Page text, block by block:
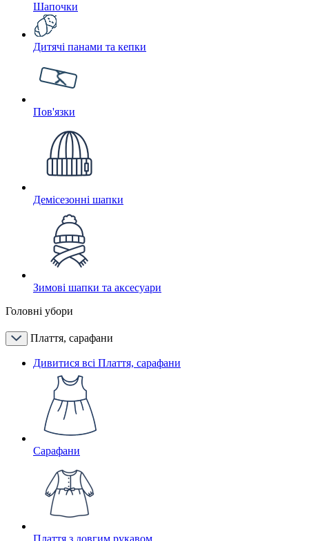
Шапочки
Дитячі панами та кепки
Пов'язки
Демісезонні шапки
Зимові шапки та аксесуари
Головні убори
Плаття, сарафани
Дивитися всі Плаття, сарафани
Сарафани
Плаття з довгим рукавом